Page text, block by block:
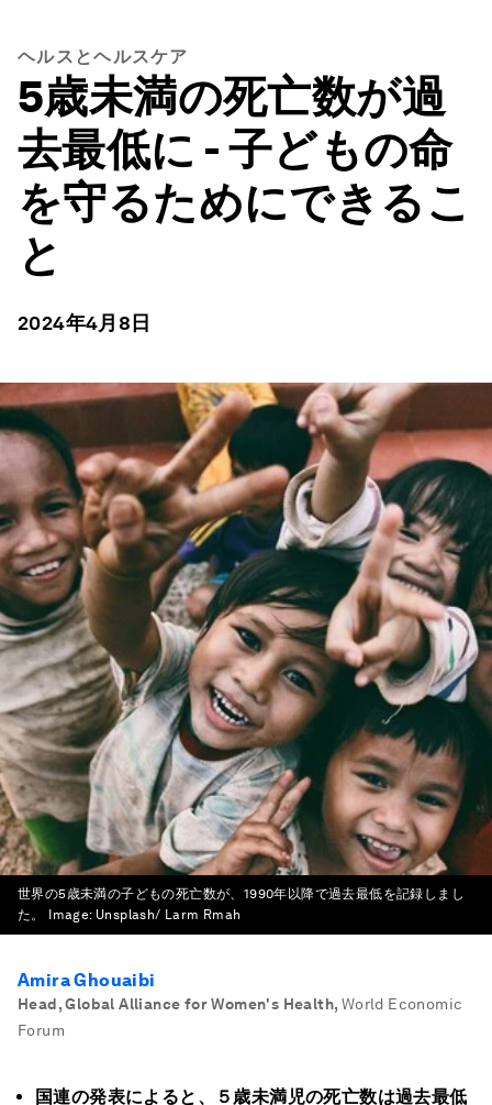
ヘルスとヘルスケア
5歳未満の死亡数が過
去最低に - 子どもの命
を守るためにできるこ
と
2024年4月8日
世界の5歳未満の子どもの死亡数が、1990年以降で過去最低を記録しまし
た。
Image: Unsplash/ Larm Rmah
Amira Ghouaibi
Head, Global Alliance for Women's Health, World Economic
Forum
国連の発表によると、５歳未満児の死亡数は過去最低